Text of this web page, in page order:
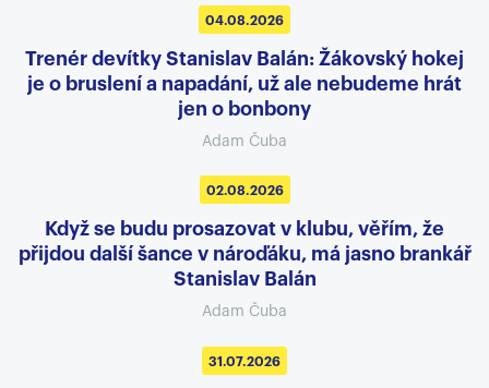
04.08.2026
Trenér devítky Stanislav Balán: Žákovský hokej
je o bruslení a napadání, už ale nebudeme hrát
jen o bonbony
Adam Čuba
02.08.2026
Když se budu prosazovat v klubu, věřím, že
přijdou další šance v nároďáku, má jasno brankář
Stanislav Balán
Adam Čuba
31.07.2026